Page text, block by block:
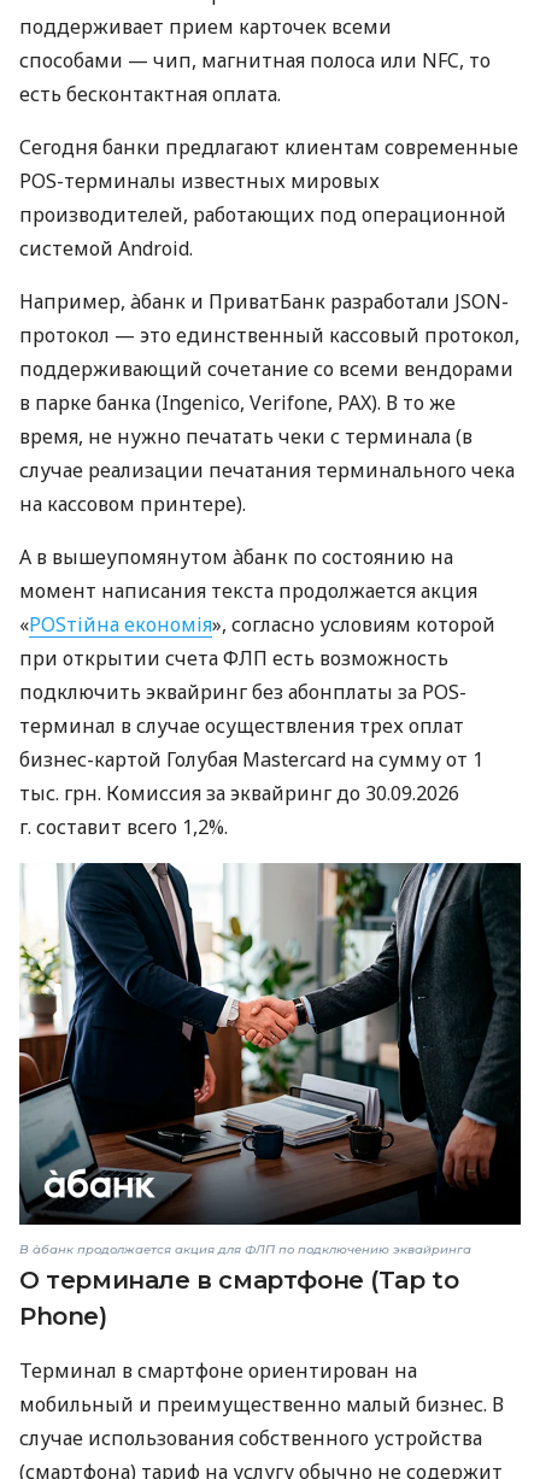
поддерживает прием карточек всеми
способами — чип, магнитная полоса или NFC, то
есть бесконтактная оплата.
Сегодня банки предлагают клиентам современные
POS-терминалы известных мировых
производителей, работающих под операционной
системой Android.
Например, àбанк и ПриватБанк разработали JSON-
протокол — это единственный кассовый протокол,
поддерживающий сочетание со всеми вендорами
в парке банка (Ingenico, Verifone, PAX). В то же
время, не нужно печатать чеки с терминала (в
случае реализации печатания терминального чека
на кассовом принтере).
А в вышеупомянутом àбанк по состоянию на
момент написания текста продолжается акция
«POSтійна економія», согласно условиям которой
при открытии счета ФЛП есть возможность
подключить эквайринг без абонплаты за POS-
терминал в случае осуществления трех оплат
бизнес-картой Голубая Mastercard на сумму от 1
тыс. грн. Комиссия за эквайринг до 30.09.2026
г. составит всего 1,2%.
В àбанк продолжается акция для ФЛП по подключению эквайринга
О терминале в смартфоне (Tap to
Phone)
Терминал в смартфоне ориентирован на
мобильный и преимущественно малый бизнес. В
случае использования собственного устройства
(смартфона) тариф на услугу обычно не содержит